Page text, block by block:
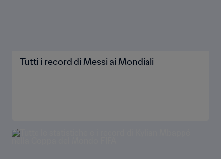
Tutti i record di Messi ai Mondiali